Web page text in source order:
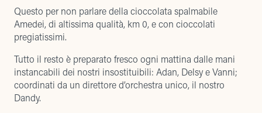
Questo per non parlare della cioccolata spalmabile
Amedei, di altissima qualità, km 0, e con cioccolati
pregiatissimi.
Tutto il resto è preparato fresco ogni mattina dalle mani
instancabili dei nostri insostituibili: Adan, Delsy e Vanni;
coordinati da un direttore d’orchestra unico, il nostro
Dandy.